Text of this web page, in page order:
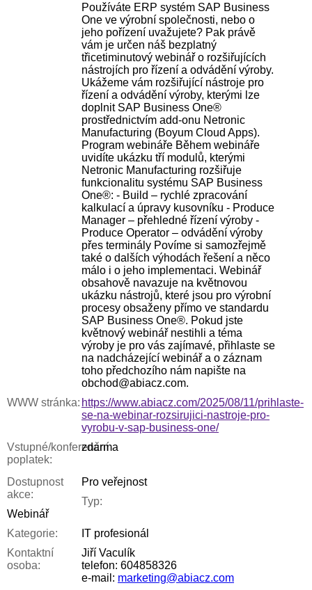
Používáte ERP systém SAP Business
One ve výrobní společnosti, nebo o
jeho pořízení uvažujete? Pak právě
vám je určen náš bezplatný
třicetiminutový webinář o rozšiřujících
nástrojích pro řízení a odvádění výroby.
Ukážeme vám rozšiřující nástroje pro
řízení a odvádění výroby, kterými lze
doplnit SAP Business One®
prostřednictvím add-onu Netronic
Manufacturing (Boyum Cloud Apps).
Program webináře Během webináře
uvidíte ukázku tří modulů, kterými
Netronic Manufacturing rozšiřuje
funkcionalitu systému SAP Business
One®: - Build – rychlé zpracování
kalkulací a úpravy kusovníku - Produce
Manager – přehledné řízení výroby -
Produce Operator – odvádění výroby
přes terminály Povíme si samozřejmě
také o dalších výhodách řešení a něco
málo i o jeho implementaci. Webinář
obsahově navazuje na květnovou
ukázku nástrojů, které jsou pro výrobní
procesy obsaženy přímo ve standardu
SAP Business One®. Pokud jste
květnový webinář nestihli a téma
výroby je pro vás zajímavé, přihlaste se
na nadcházející webinář a o záznam
toho předchozího nám napište na
obchod@abiacz.com.
WWW stránka: https://www.abiacz.com/2025/08/11/prihlaste-
se-na-webinar-rozsirujici-nastroje-pro-
vyrobu-v-sap-business-one/
Vstupné/konferenční
poplatek:
zdarma
Dostupnost
akce:
Pro veřejnost
Typ:
Webinář
Kategorie:
IT profesionál
Kontaktní
osoba:
Jiří Vaculík
telefon: 604858326
e-mail: marketing@abiacz.com